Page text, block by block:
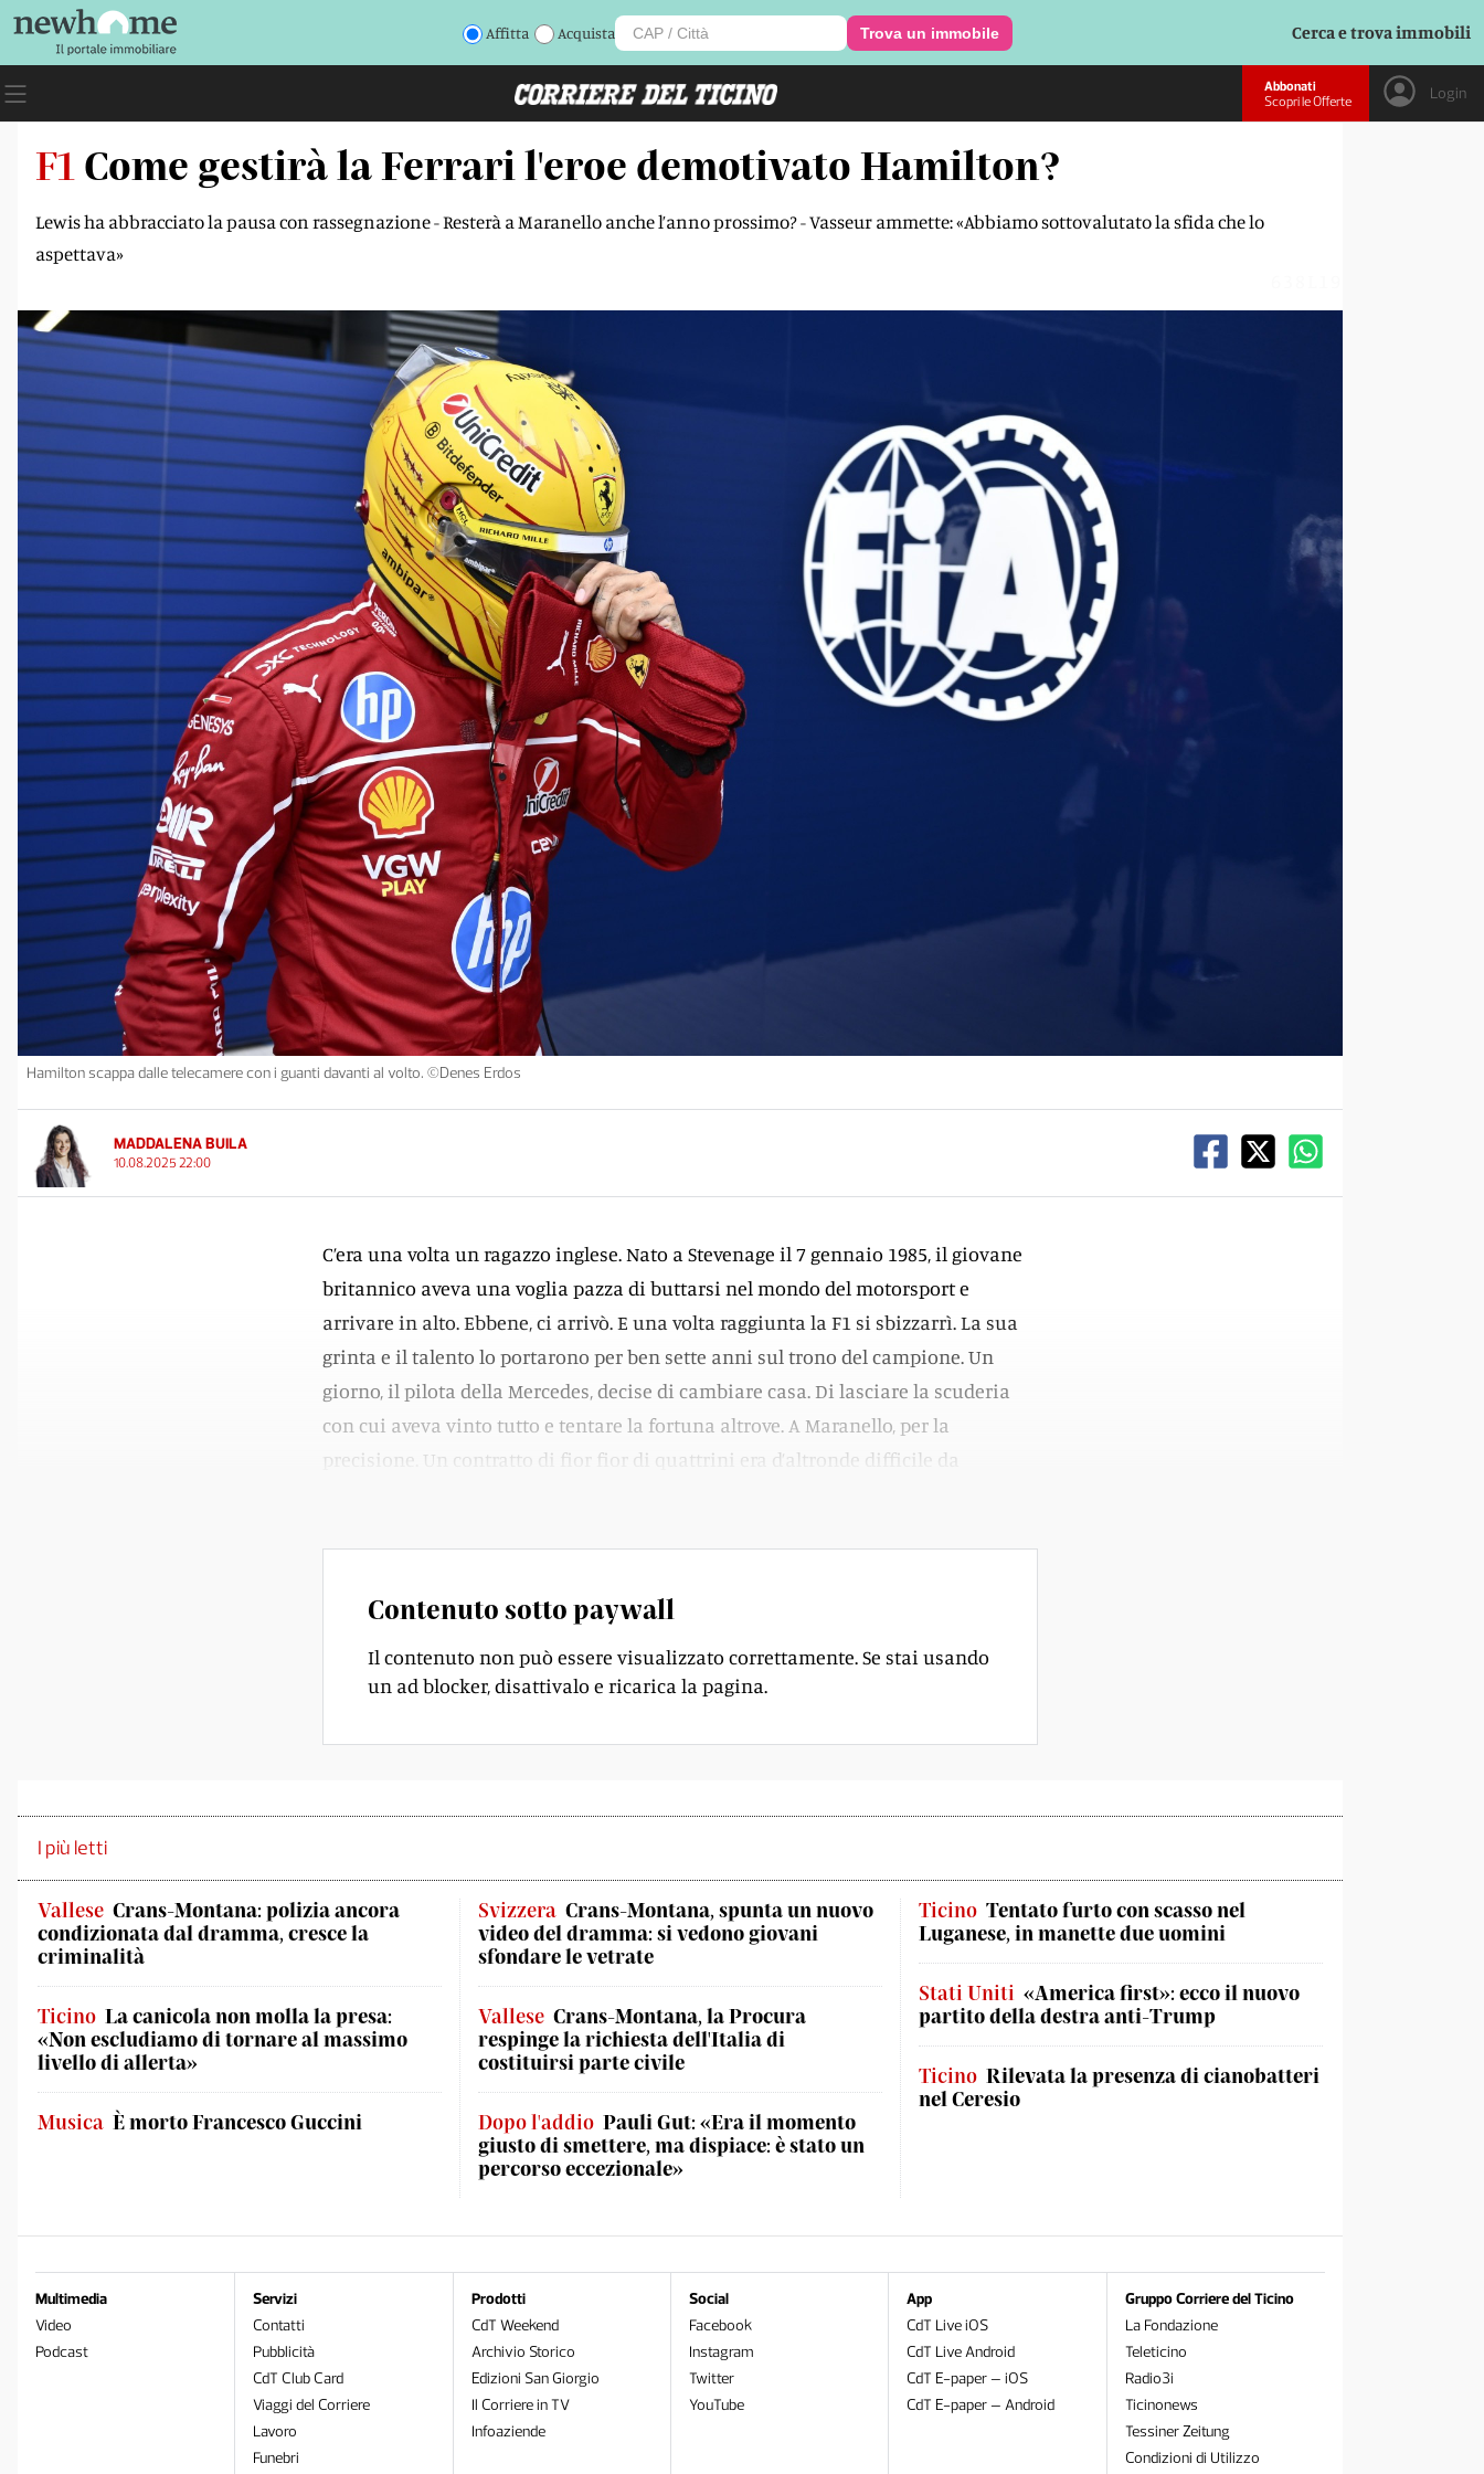
Affitta Acquista Trova un immobile Cerca e trova immobili
Abbonati
Scopri le Offerte
Login
F1 Come gestirà la Ferrari l'eroe demotivato Hamilton?
Lewis ha abbracciato la pausa con rassegnazione - Resterà a Maranello anche l’anno prossimo? - Vasseur ammette: «Abbiamo sottovalutato la sfida che lo
aspettava»
Hamilton scappa dalle telecamere con i guanti davanti al volto. ©Denes Erdos
MADDALENA BUILA
10.08.2025 22:00
C’era una volta un ragazzo inglese. Nato a Stevenage il 7 gennaio 1985, il giovane
britannico aveva una voglia pazza di buttarsi nel mondo del motorsport e
arrivare in alto. Ebbene, ci arrivò. E una volta raggiunta la F1 si sbizzarrì. La sua
grinta e il talento lo portarono per ben sette anni sul trono del campione. Un
giorno, il pilota della Mercedes, decise di cambiare casa. Di lasciare la scuderia
con cui aveva vinto tutto e tentare la fortuna altrove. A Maranello, per la
precisione. Un contratto di fior fior di quattrini era d’altronde difficile da
Contenuto sotto paywall
Il contenuto non può essere visualizzato correttamente. Se stai usando
un ad blocker, disattivalo e ricarica la pagina.
I più letti
Vallese Crans-Montana: polizia ancora
condizionata dal dramma, cresce la
criminalità
Ticino La canicola non molla la presa:
«Non escludiamo di tornare al massimo
livello di allerta»
Musica È morto Francesco Guccini
Svizzera Crans-Montana, spunta un nuovo
video del dramma: si vedono giovani
sfondare le vetrate
Vallese Crans-Montana, la Procura
respinge la richiesta dell'Italia di
costituirsi parte civile
Dopo l'addio Pauli Gut: «Era il momento
giusto di smettere, ma dispiace: è stato un
percorso eccezionale»
Ticino Tentato furto con scasso nel
Luganese, in manette due uomini
Stati Uniti «America first»: ecco il nuovo
partito della destra anti-Trump
Ticino Rilevata la presenza di cianobatteri
nel Ceresio
Multimedia
Video
Podcast
Servizi
Contatti
Pubblicità
CdT Club Card
Viaggi del Corriere
Lavoro
Funebri
Prodotti
CdT Weekend
Archivio Storico
Edizioni San Giorgio
Il Corriere in TV
Infoaziende
Social
Facebook
Instagram
Twitter
YouTube
App
CdT Live iOS
CdT Live Android
CdT E-paper – iOS
CdT E-paper – Android
Gruppo Corriere del Ticino
La Fondazione
Teleticino
Radio3i
Ticinonews
Tessiner Zeitung
Condizioni di Utilizzo